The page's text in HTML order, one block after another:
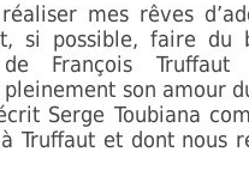
mes rêves
si possible, faire du
François Truffaut
son amour
Serge Toubiana
Truffaut et dont nous